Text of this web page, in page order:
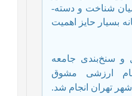
گسترش یافته و در این میان شناخت و دسته­
بسیار حایز اهمیت
و سنخ‌بندی جامعه
ارزشی مشوق
تهران انجام شد.